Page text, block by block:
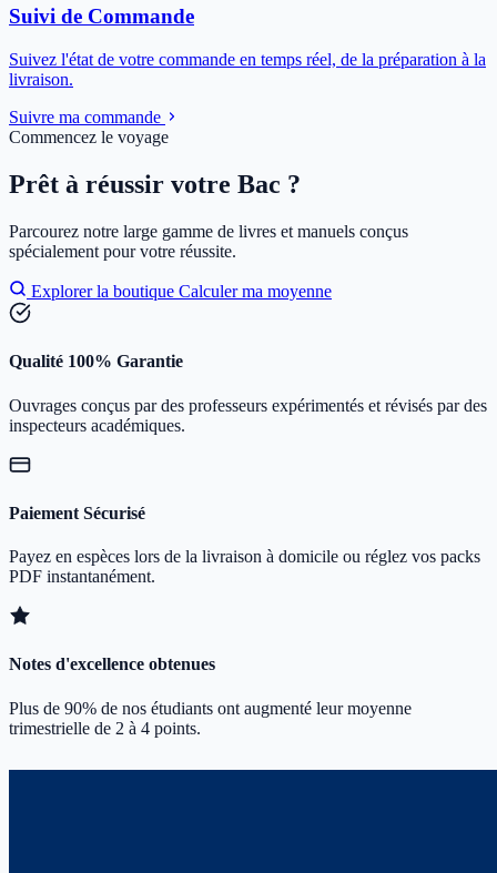
Suivi de Commande
Suivez l'état de votre commande en temps réel, de la préparation à la
livraison.
Suivre ma commande
Commencez le voyage
Prêt à réussir votre Bac ?
Parcourez notre large gamme de livres et manuels conçus
spécialement pour votre réussite.
Explorer la boutique Calculer ma moyenne
Qualité 100% Garantie
Ouvrages conçus par des professeurs expérimentés et révisés par des
inspecteurs académiques.
Paiement Sécurisé
Payez en espèces lors de la livraison à domicile ou réglez vos packs
PDF instantanément.
Notes d'excellence obtenues
Plus de 90% de nos étudiants ont augmenté leur moyenne
trimestrielle de 2 à 4 points.